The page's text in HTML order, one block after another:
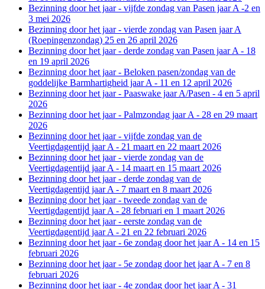
Bezinning door het jaar - vijfde zondag van Pasen jaar A -2 en
3 mei 2026
Bezinning door het jaar - vierde zondag van Pasen jaar A
(Roepingenzondag) 25 en 26 april 2026
Bezinning door het jaar - derde zondag van Pasen jaar A - 18
en 19 april 2026
Bezinning door het jaar - Beloken pasen/zondag van de
goddelijke Barmhartigheid jaar A - 11 en 12 april 2026
Bezinning door het jaar - Paaswake jaar A/Pasen - 4 en 5 april
2026
Bezinning door het jaar - Palmzondag jaar A - 28 en 29 maart
2026
Bezinning door het jaar - vijfde zondag van de
Veertigdagentijd jaar A - 21 maart en 22 maart 2026
Bezinning door het jaar - vierde zondag van de
Veertigdagentijd jaar A - 14 maart en 15 maart 2026
Bezinning door het jaar - derde zondag van de
Veertigdagentijd jaar A - 7 maart en 8 maart 2026
Bezinning door het jaar - tweede zondag van de
Veertigdagentijd jaar A - 28 februari en 1 maart 2026
Bezinning door het jaar - eerste zondag van de
Veertigdagentijd jaar A - 21 en 22 februari 2026
Bezinning door het jaar - 6e zondag door het jaar A - 14 en 15
februari 2026
Bezinning door het jaar - 5e zondag door het jaar A - 7 en 8
februari 2026
Bezinning door het jaar - 4e zondag door het jaar A - 31